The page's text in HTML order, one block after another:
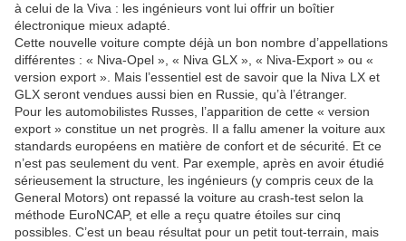
à celui de la Viva : les ingénieurs vont lui offrir un boîtier
électronique mieux adapté.
Cette nouvelle voiture compte déjà un bon nombre d’appellations
différentes : « Niva-Opel », « Niva GLX », « Niva-Export » ou «
version export ». Mais l’essentiel est de savoir que la Niva LX et
GLX seront vendues aussi bien en Russie, qu’à l’étranger.
Pour les automobilistes Russes, l’apparition de cette « version
export » constitue un net progrès. Il a fallu amener la voiture aux
standards européens en matière de confort et de sécurité. Et ce
n’est pas seulement du vent. Par exemple, après en avoir étudié
sérieusement la structure, les ingénieurs (y compris ceux de la
General Motors) ont repassé la voiture au crash-test selon la
méthode EuroNCAP, et elle a reçu quatre étoiles sur cinq
possibles. C’est un beau résultat pour un petit tout-terrain, mais